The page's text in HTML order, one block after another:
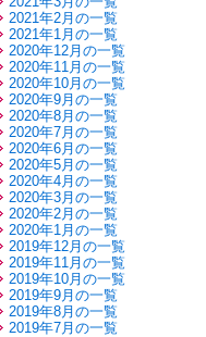
2021年2月の一覧
2021年1月の一覧
2020年12月の一覧
2020年11月の一覧
2020年10月の一覧
2020年9月の一覧
2020年8月の一覧
2020年7月の一覧
2020年6月の一覧
2020年5月の一覧
2020年4月の一覧
2020年3月の一覧
2020年2月の一覧
2020年1月の一覧
2019年12月の一覧
2019年11月の一覧
2019年10月の一覧
2019年9月の一覧
2019年8月の一覧
2019年7月の一覧